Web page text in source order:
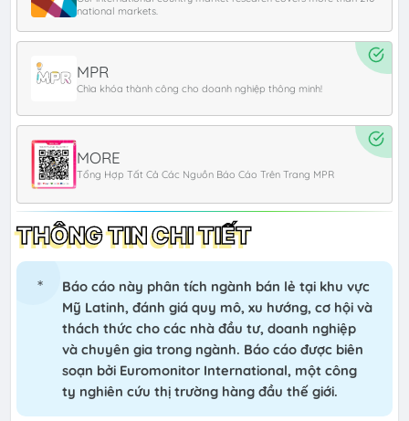
MPR
MORE
THÔNG TIN CHI TIẾT
Báo cáo này phân tích ngành bán lẻ tại khu vực
Mỹ Latinh, đánh giá quy mô, xu hướng, cơ hội và
thách thức cho các nhà đầu tư, doanh nghiệp
và chuyên gia trong ngành. Báo cáo được biên
soạn bởi Euromonitor International, một công
ty nghiên cứu thị trường hàng đầu thế giới.